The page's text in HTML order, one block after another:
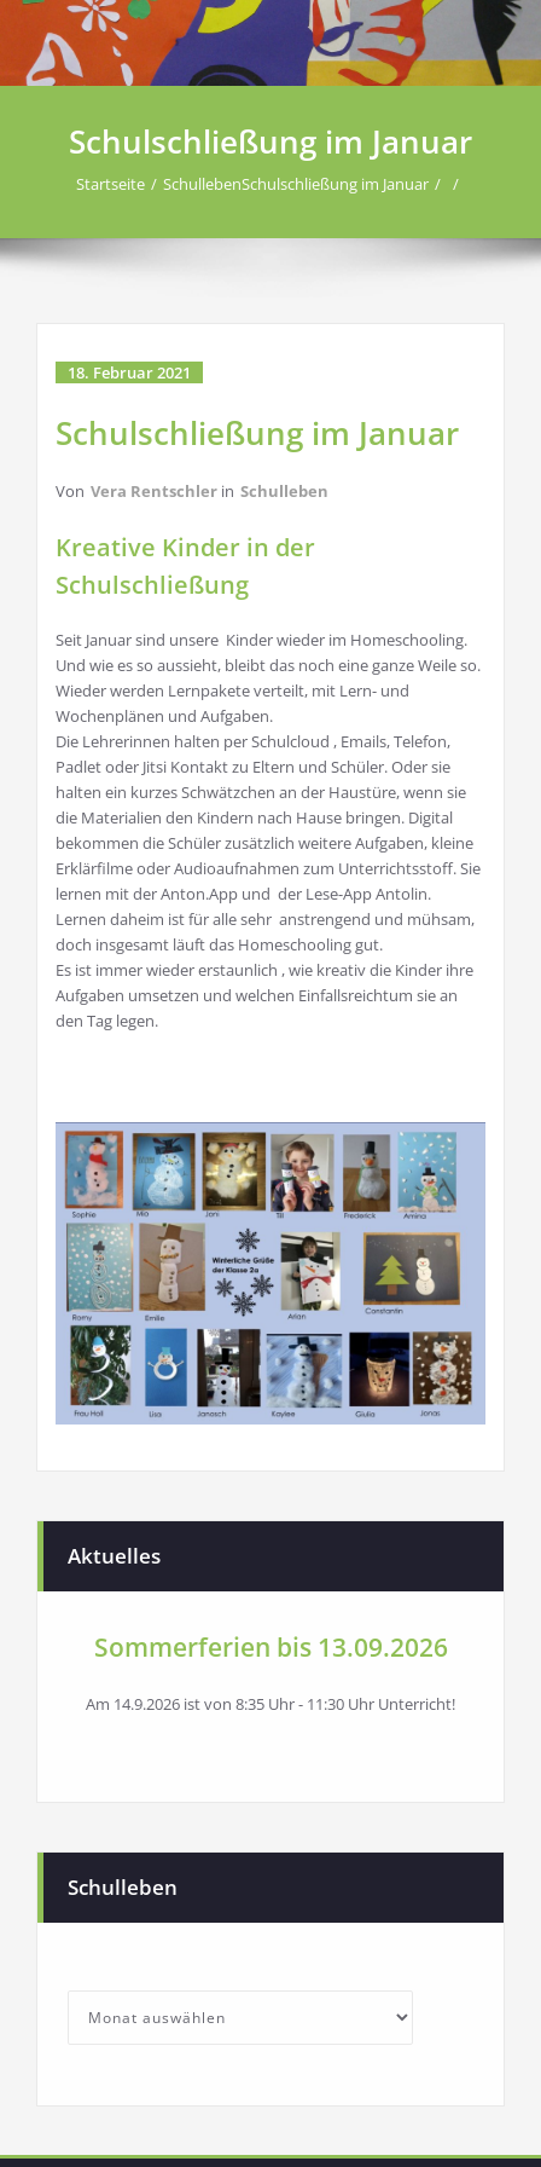
Schulschließung im Januar
Startseite SchullebenSchulschließung im Januar
18. Februar 2021
Schulschließung im Januar
Von Vera Rentschler in Schulleben
Kreative Kinder in der
Schulschließung
Seit Januar sind unsere Kinder wieder im Homeschooling.
Und wie es so aussieht, bleibt das noch eine ganze Weile so.
Wieder werden Lernpakete verteilt, mit Lern- und
Wochenplänen und Aufgaben.
Die Lehrerinnen halten per Schulcloud , Emails, Telefon,
Padlet oder Jitsi Kontakt zu Eltern und Schüler. Oder sie
halten ein kurzes Schwätzchen an der Haustüre, wenn sie
die Materialien den Kindern nach Hause bringen. Digital
bekommen die Schüler zusätzlich weitere Aufgaben, kleine
Erklärfilme oder Audioaufnahmen zum Unterrichtsstoff. Sie
lernen mit der Anton.App und der Lese-App Antolin.
Lernen daheim ist für alle sehr anstrengend und mühsam,
doch insgesamt läuft das Homeschooling gut.
Es ist immer wieder erstaunlich , wie kreativ die Kinder ihre
Aufgaben umsetzen und welchen Einfallsreichtum sie an
den Tag legen.
Aktuelles
Sommerferien bis 13.09.2026
Am 14.9.2026 ist von 8:35 Uhr - 11:30 Uhr Unterricht!
Schulleben